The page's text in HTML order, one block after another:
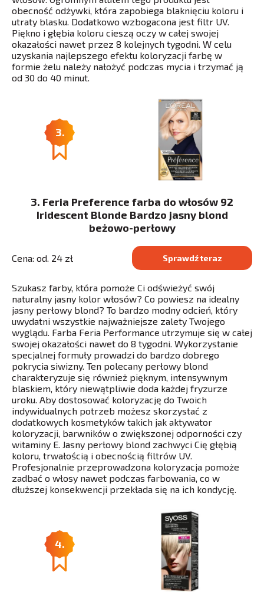
obecność odżywki, która zapobiega blaknięciu koloru i
utraty blasku. Dodatkowo wzbogacona jest filtr UV.
Piękno i głębia koloru cieszą oczy w całej swojej
okazałości nawet przez 8 kolejnych tygodni. W celu
uzyskania najlepszego efektu koloryzacji farbę w
formie żelu należy nałożyć podczas mycia i trzymać ją
od 30 do 40 minut.
3.
3. Feria Preference farba do włosów 92
Iridescent Blonde Bardzo jasny blond
beżowo-perłowy
Cena: od. 24 zł Sprawdź teraz
Szukasz farby, która pomoże Ci odświeżyć swój
naturalny jasny kolor włosów? Co powiesz na idealny
jasny perłowy blond? To bardzo modny odcień, który
uwydatni wszystkie najważniejsze zalety Twojego
wyglądu. Farba Feria Performance utrzymuje się w całej
swojej okazałości nawet do 8 tygodni. Wykorzystanie
specjalnej formuły prowadzi do bardzo dobrego
pokrycia siwizny. Ten polecany perłowy blond
charakteryzuje się również pięknym, intensywnym
blaskiem, który niewątpliwie doda każdej fryzurze
uroku. Aby dostosować koloryzację do Twoich
indywidualnych potrzeb możesz skorzystać z
dodatkowych kosmetyków takich jak aktywator
koloryzacji, barwników o zwiększonej odporności czy
witaminy E. Jasny perłowy blond zachwyci Cię głębią
koloru, trwałością i obecnością filtrów UV.
Profesjonalnie przeprowadzona koloryzacja pomoże
zadbać o włosy nawet podczas farbowania, co w
dłuższej konsekwencji przekłada się na ich kondycję.
4.